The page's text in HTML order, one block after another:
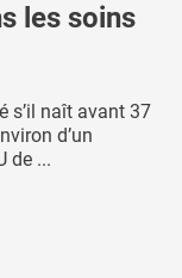
les soins
s’il naît avant 37
d’un
de ...